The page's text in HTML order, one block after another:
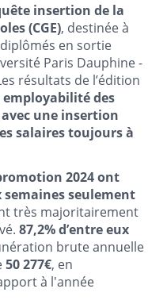
insertion de la
(CGE), destinée à
en sortie
Paris Dauphine -
résultats de l’édition
des
une insertion
salaires toujours à
2024 ont
seulement
très majoritairement
87,2% d’entre eux
brute annuelle
50 277€, en
à l'année